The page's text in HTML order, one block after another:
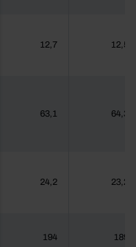
12,7 12,5
63,1 64,3
24,2 23,2
194 189